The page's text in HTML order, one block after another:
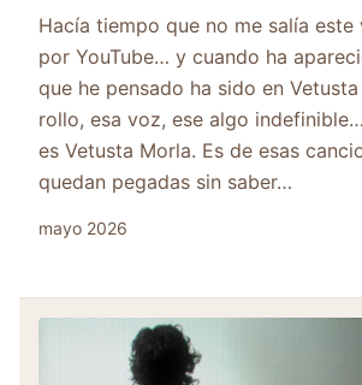
Hacía tiempo que no me salía este
por YouTube… y cuando ha
que he pensado ha sido en
rollo, esa voz, ese algo
es Vetusta Morla. Es de esas
quedan pegadas sin saber…
mayo 2026